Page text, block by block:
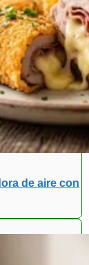
de aire con